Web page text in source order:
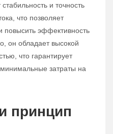
и точность
что позволяет
повысить эффективность
он обладает высокой
что гарантирует
затраты на
принцип